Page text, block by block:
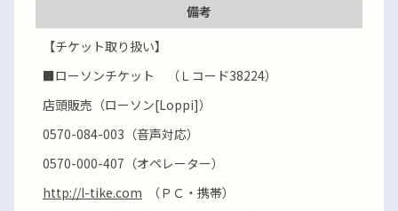
備考
【チケット取り扱い】
■ローソンチケット （Ｌコード38224）
店頭販売（ローソン[Loppi]）
0570-084-003（音声対応）
0570-000-407（オペレーター）
http://l-tike.com （ＰＣ・携帯）